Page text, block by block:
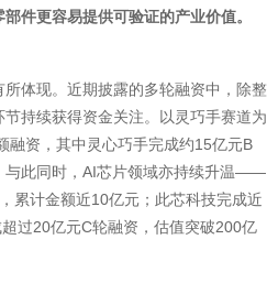
件更容易提供可验证的产业价值。
体现。近期披露的多轮融资中，除整
持续获得资金关注。以灵巧手赛道为
融资，其中灵心巧手完成约15亿元B
与此同时，AI芯片领域亦持续升温——
累计金额近10亿元；此芯科技完成近
过20亿元C轮融资，估值突破200亿